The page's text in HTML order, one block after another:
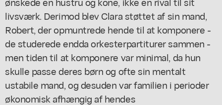
livsværk. Derimod blev Clara støttet af sin mand,
Robert, der opmuntrede hende til at komponere -
de studerede endda orkesterpartiturer sammen -
men tiden til at komponere var minimal, da hun
skulle passe deres børn og ofte sin mentalt
ustabile mand, og desuden var familien i perioder
økonomisk afhængig af hendes